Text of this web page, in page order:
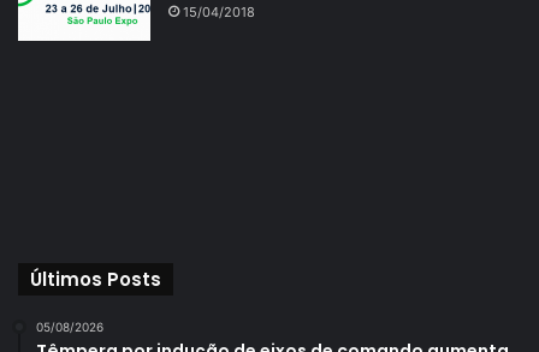
15/04/2018
Últimos Posts
05/08/2026